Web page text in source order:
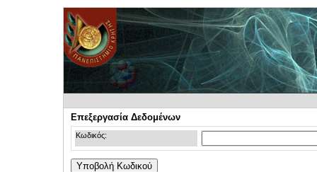
Επεξεργασία Δεδομένων
Κωδικός: